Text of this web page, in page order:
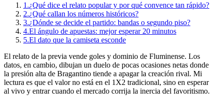
1.¿Qué dice el relato popular y por qué convence tan rápido?
2.¿Qué callan los números históricos?
3.¿Dónde se decide el partido: bandas o segundo piso?
4.El ángulo de apuestas: mejor esperar 20 minutos
5.El dato que la camiseta esconde
El relato de la previa vende goles y dominio de Fluminense. Los
datos, en cambio, dibujan un duelo de pocas ocasiones netas donde
la presión alta de Bragantino tiende a apagar la creación rival. Mi
lectura es que el valor no está en el 1X2 tradicional, sino en esperar
al vivo y entrar cuando el mercado corrija la inercia del favoritismo.